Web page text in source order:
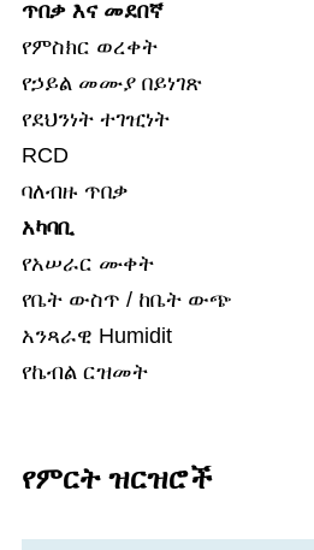
ጥበቃ እና መደበኛ
የምስክር ወረቀት
የኃይል መሙያ በይነገጽ
የደህንነት ተገዢነት
RCD
ባለብዙ ጥበቃ
አካባቢ
የአሠራር ሙቀት
የቤት ውስጥ / ከቤት ውጭ
አንጻራዊ Humidit
የኬብል ርዝመት
የምርት ዝርዝሮች